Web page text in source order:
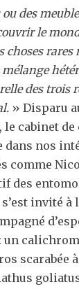
ou des
le
choses rares
des trois
» Disparu
le cabinet
dans nos
comme
des
invité à
un
scarabée